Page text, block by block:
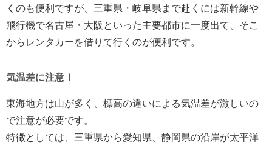
くのも便利ですが、三重県・岐阜県まで赴くには新幹線や
飛行機で名古屋・大阪といった主要都市に一度出て、そこ
からレンタカーを借りて行くのが便利です。
気温差に注意！
東海地方は山が多く、標高の違いによる気温差が激しいの
で注意が必要です。
特徴としては、三重県から愛知県、静岡県の沿岸が太平洋